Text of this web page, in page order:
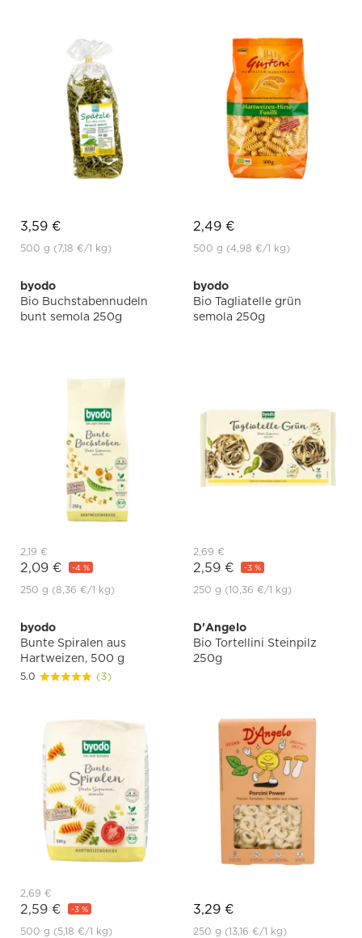
3,59 €
500 g (7,18 €/1 kg)
2,49 €
500 g (4,98 €/1 kg)
byodo
Bio Buchstabennudeln
bunt semola 250g
2,19 €
2,09 € -4 %
250 g (8,36 €/1 kg)
byodo
Bio Tagliatelle grün
semola 250g
2,69 €
2,59 € -3 %
250 g (10,36 €/1 kg)
byodo
Bunte Spiralen aus
Hartweizen, 500 g
5.0 (3)
2,69 €
2,59 € -3 %
500 g (5,18 €/1 kg)
D'Angelo
Bio Tortellini Steinpilz
250g
3,29 €
250 g (13,16 €/1 kg)